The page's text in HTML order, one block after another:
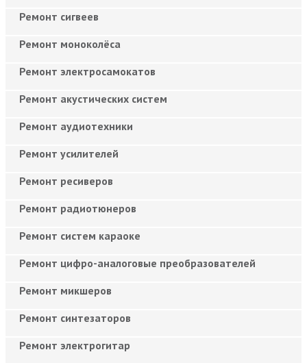
Ремонт сигвеев
Ремонт моноколёса
Ремонт электросамокатов
Ремонт акустических систем
Ремонт аудиотехники
Ремонт усилителей
Ремонт ресиверов
Ремонт радиотюнеров
Ремонт систем караоке
Ремонт цифро-аналоговые преобразователей
Ремонт микшеров
Ремонт синтезаторов
Ремонт электрогитар